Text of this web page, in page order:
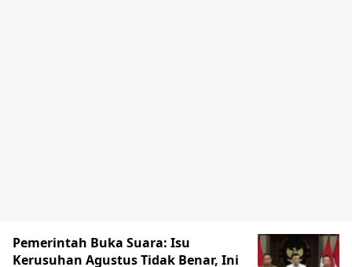
Pemerintah Buka Suara: Isu
Kerusuhan Agustus Tidak Benar, Ini